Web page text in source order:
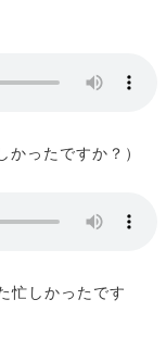
ったですか？）
しかったです